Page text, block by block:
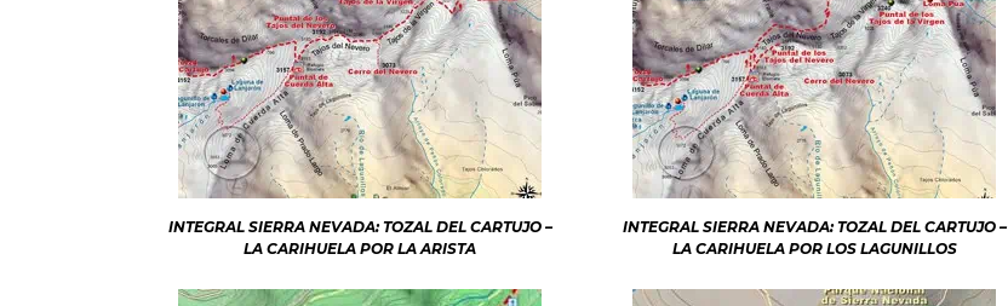
INTEGRAL SIERRA NEVADA: TOZAL DEL CARTUJO –
LA CARIHUELA POR LA ARISTA
INTEGRAL SIERRA NEVADA: TOZAL DEL CARTUJO –
LA CARIHUELA POR LOS LAGUNILLOS